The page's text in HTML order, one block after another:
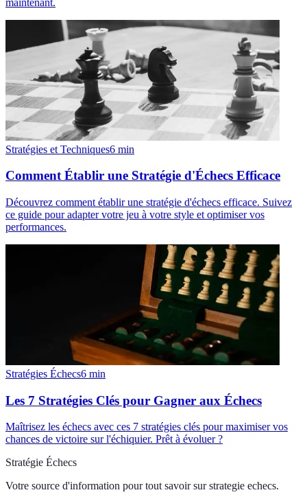
Stratégies et Techniques6 min
Comment Établir une Stratégie d'Échecs Efficace
Découvrez comment établir une stratégie d'échecs efficace. Suivez
ce guide pour adapter votre jeu à votre style et optimiser vos
performances.
Stratégies Échecs6 min
Les 7 Stratégies Clés pour Gagner aux Échecs
Maîtrisez les échecs avec ces 7 stratégies clés pour maximiser vos
chances de victoire sur l'échiquier. Prêt à évoluer ?
Stratégie Échecs
Votre source d'information pour tout savoir sur strategie echecs.